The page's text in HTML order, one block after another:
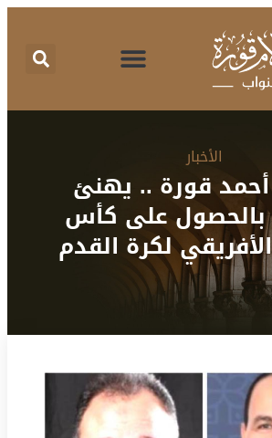
الأخبار
أحمد قورة .. يهنئ
بالحصول على كأس
لكرة القدم